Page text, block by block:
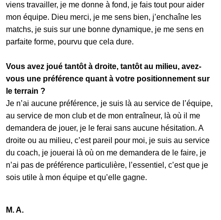
viens travailler, je me donne à fond, je fais tout pour aider
mon équipe. Dieu merci, je me sens bien, j’enchaîne les
matchs, je suis sur une bonne dynamique, je me sens en
parfaite forme, pourvu que cela dure.
Vous avez joué tantôt à droite, tantôt au milieu, avez-
vous une préférence quant à votre positionnement sur
le terrain ?
Je n’ai aucune préférence, je suis là au service de l’équipe,
au service de mon club et de mon entraîneur, là où il me
demandera de jouer, je le ferai sans aucune hésitation. A
droite ou au milieu, c’est pareil pour moi, je suis au service
du coach, je jouerai là où on me demandera de le faire, je
n’ai pas de préférence particulière, l’essentiel, c’est que je
sois utile à mon équipe et qu’elle gagne.
M. A.